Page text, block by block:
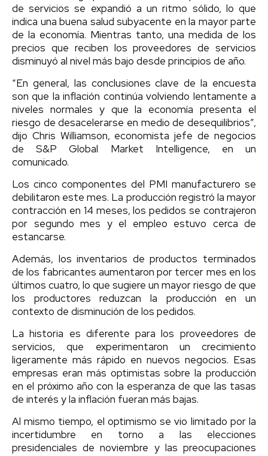
de servicios se expandió a un ritmo sólido, lo que
indica una buena salud subyacente en la mayor parte
de la economía. Mientras tanto, una medida de los
precios que reciben los proveedores de servicios
disminuyó al nivel más bajo desde principios de año.
“En general, las conclusiones clave de la encuesta
son que la inflación continúa volviendo lentamente a
niveles normales y que la economía presenta el
riesgo de desacelerarse en medio de desequilibrios”,
dijo Chris Williamson, economista jefe de negocios
de S&P Global Market Intelligence, en un
comunicado.
Los cinco componentes del PMI manufacturero se
debilitaron este mes. La producción registró la mayor
contracción en 14 meses, los pedidos se contrajeron
por segundo mes y el empleo estuvo cerca de
estancarse.
Además, los inventarios de productos terminados
de los fabricantes aumentaron por tercer mes en los
últimos cuatro, lo que sugiere un mayor riesgo de que
los productores reduzcan la producción en un
contexto de disminución de los pedidos.
La historia es diferente para los proveedores de
servicios, que experimentaron un crecimiento
ligeramente más rápido en nuevos negocios. Esas
empresas eran más optimistas sobre la producción
en el próximo año con la esperanza de que las tasas
de interés y la inflación fueran más bajas.
Al mismo tiempo, el optimismo se vio limitado por la
incertidumbre en torno a las elecciones
presidenciales de noviembre y las preocupaciones